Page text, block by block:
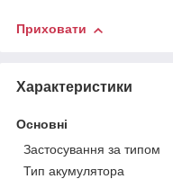
Приховати
Характеристики
Основні
Застосування за типом
Тип акумулятора